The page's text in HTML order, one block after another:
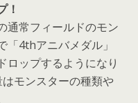
！
通常フィールドのモン
「4thアニバメダル」
ロップするようになり
モンスターの種類や